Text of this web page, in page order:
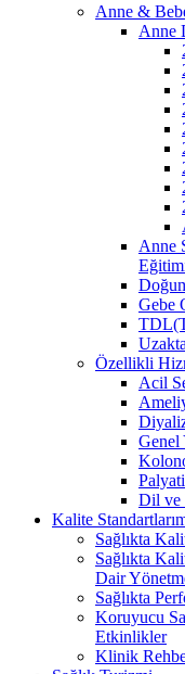
Anne &
Anne
Anne
Gebe
Özellikli
Acil
Genel
Dil ve
Kalite
Sağlıkta
Sağlıkta
Dair
Sağlıkta
Koruyucu
Etkinlikler
Klinik